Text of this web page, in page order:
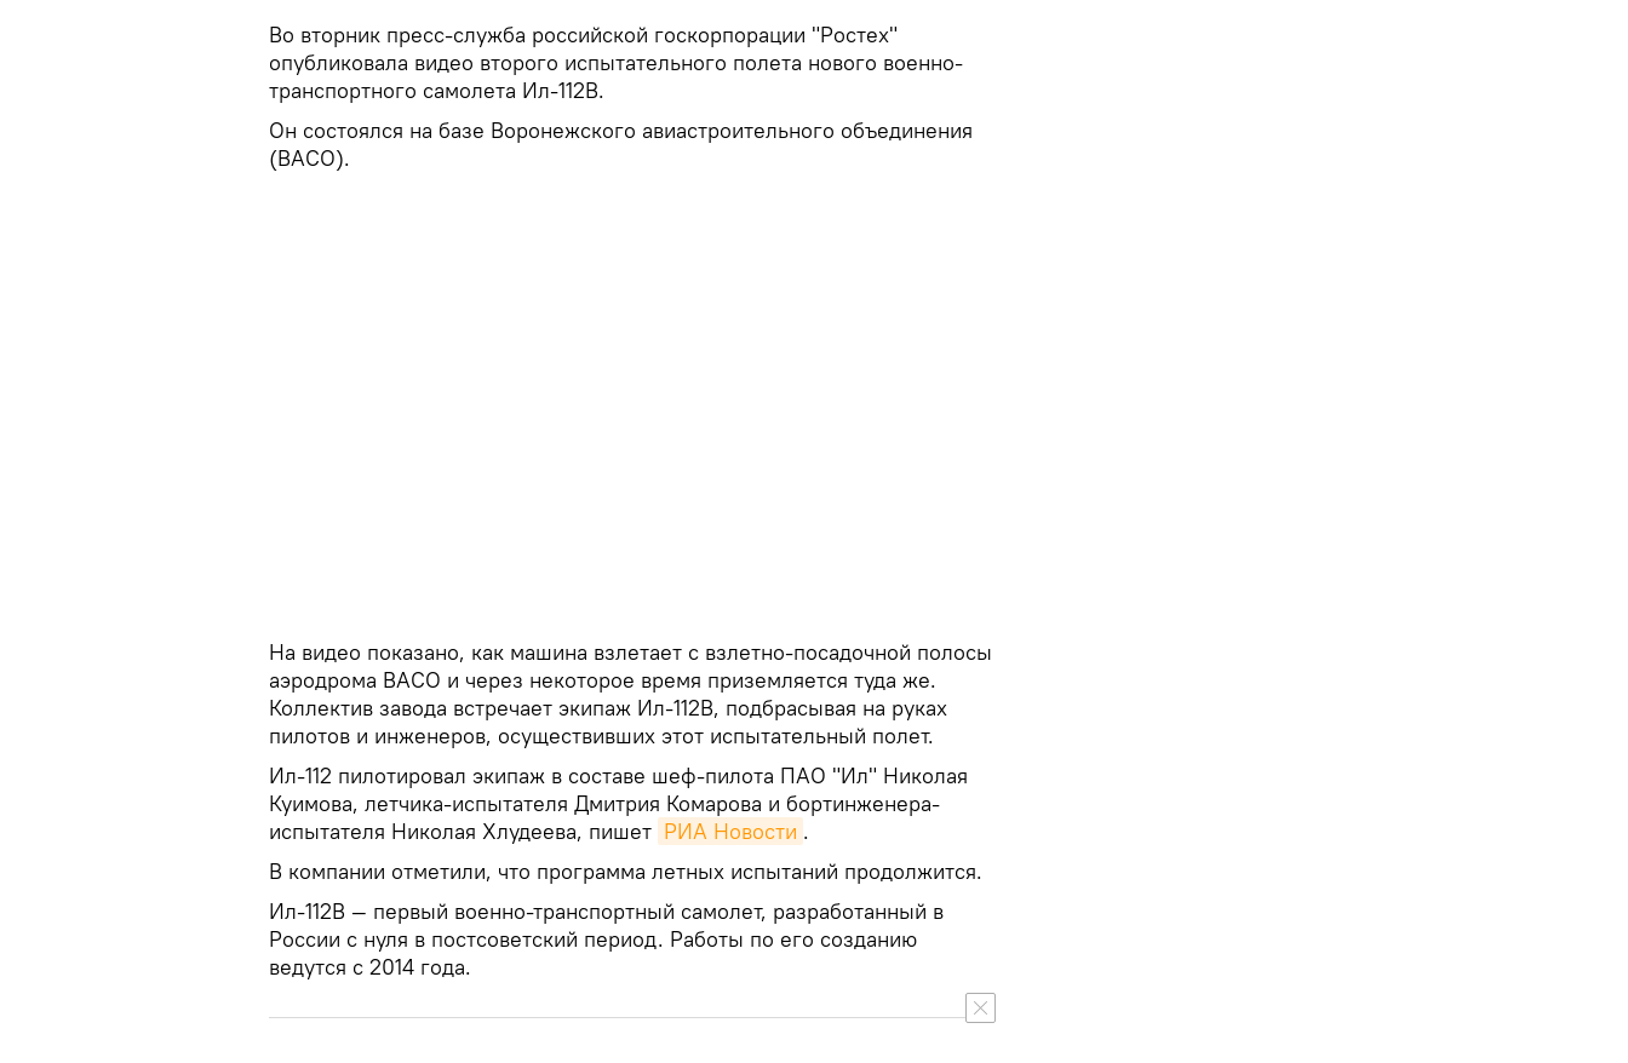
Во вторник пресс-служба российской госкорпорации "Ростех"
опубликовала видео второго испытательного полета нового военно-
транспортного самолета Ил-112В.
Он состоялся на базе Воронежского авиастроительного объединения
(ВАСО).
На видео показано, как машина взлетает с взлетно-посадочной полосы
аэродрома ВАСО и через некоторое время приземляется туда же.
Коллектив завода встречает экипаж Ил-112В, подбрасывая на руках
пилотов и инженеров, осуществивших этот испытательный полет.
Ил-112 пилотировал экипаж в составе шеф-пилота ПАО "Ил" Николая
Куимова, летчика-испытателя Дмитрия Комарова и бортинженера-
испытателя Николая Хлудеева, пишет РИА Новости .
В компании отметили, что программа летных испытаний продолжится.
Ил-112В — первый военно-транспортный самолет, разработанный в
России с нуля в постсоветский период. Работы по его созданию
ведутся с 2014 года.